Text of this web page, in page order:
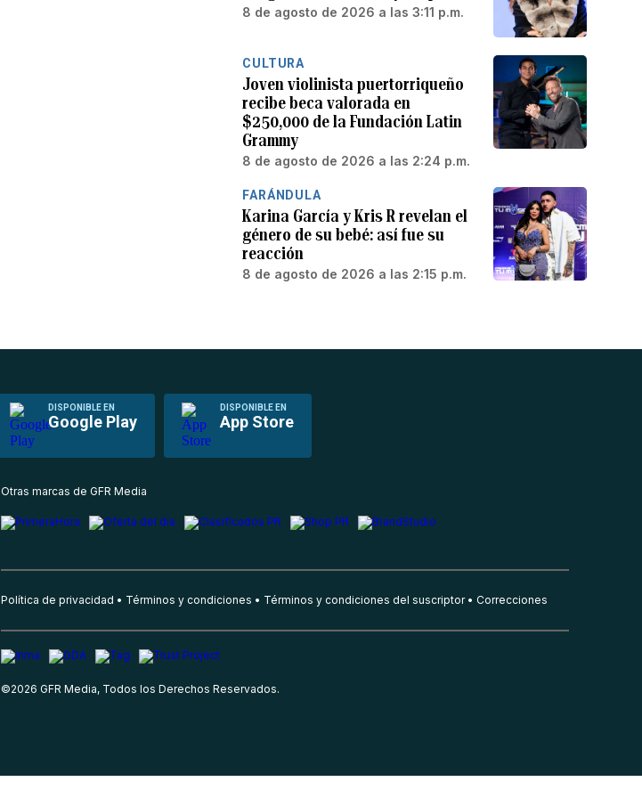
8 de agosto de 2026 a las 3:11 p.m.
CULTURA
Joven violinista puertorriqueño
recibe beca valorada en
$250,000 de la Fundación Latin
Grammy
8 de agosto de 2026 a las 2:24 p.m.
FARÁNDULA
Karina García y Kris R revelan el
género de su bebé: así fue su
reacción
8 de agosto de 2026 a las 2:15 p.m.
DISPONIBLE EN
Google Play
DISPONIBLE EN
App Store
Otras marcas de GFR Media
Política de privacidad Términos y condiciones Términos y condiciones del suscriptor Correcciones
©2026 GFR Media, Todos los Derechos Reservados.